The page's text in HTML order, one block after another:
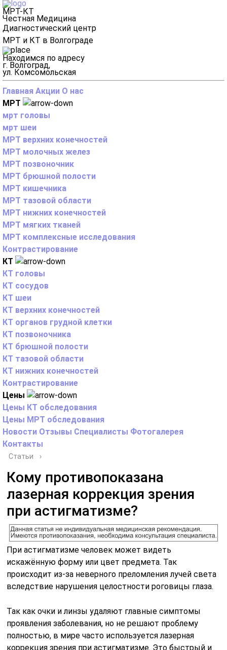
МРТ-КТ
Честная Медицина
Диагностический центр
МРТ и КТ в Волгограде
Находимся по адресу
г. Волгоград,
ул. Комсомольская
Главная Акции О нас
МРТ
мрт головы
мрт шеи
МРТ верхних конечностей
МРТ молочных желез
МРТ позвоночник
МРТ брюшной полости
МРТ кишечника
МРТ тазовой области
МРТ нижних конечностей
МРТ мягких тканей
МРТ комплексные исследования
Контрастирование
КТ
КТ головы
КТ сосудов
КТ шеи
КТ верхних конечностей
КТ органов грудной клетки
КТ позвоночника
КТ брюшной полости
КТ тазовой области
КТ нижних конечностей
Контрастирование
Цены
Цены КТ обследования
Цены МРТ обследования
Новости Отзывы Специалисты Фотогалерея
Контакты
Статьи ›
Кому противопоказана
лазерная коррекция зрения
при астигматизме?
При астигматизме человек может видеть
искажённую форму или цвет предмета. Так
происходит из-за неверного преломления лучей света
вследствие нарушения целостности роговицы глаза.
Так как очки и линзы удаляют главные симптомы
проявления заболевания, но не решают проблему
полностью, в мире часто используется лазерная
коррекция зрения при астигматизме. Это быстрый и